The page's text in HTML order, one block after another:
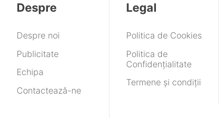
Despre
Despre noi
Publicitate
Echipa
Contactează-ne
Legal
Politica de Cookies
Politica de
Confidențialitate
Termene și condiții